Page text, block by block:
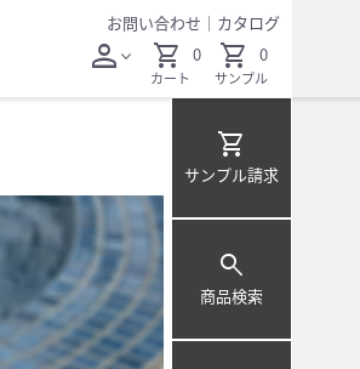
お問い合わせ ｜ カタログ
personexpand_more shopping_cart
カート
0 shopping_cart
サンプル
0
shopping_cart
サンプル請求
search
商品検索